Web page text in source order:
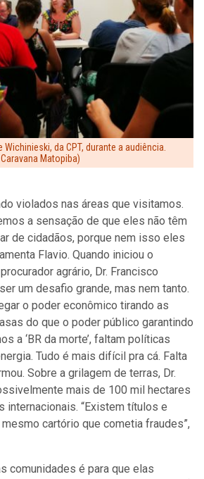
Wichinieski, da CPT, durante a audiência.
Matopiba)
violados nas áreas que visitamos.
a sensação de que eles não têm
de cidadãos, porque nem isso eles
Flavio. Quando iniciou o
agrário, Dr. Francisco
um desafio grande, mas nem tanto.
o poder econômico tirando as
do que o poder público garantindo
a ‘BR da morte’, faltam políticas
Tudo é mais difícil pra cá. Falta
Sobre a grilagem de terras, Dr.
mais de 100 mil hectares
internacionais. “Existem títulos e
cartório que cometia fraudes”,
comunidades é para que elas